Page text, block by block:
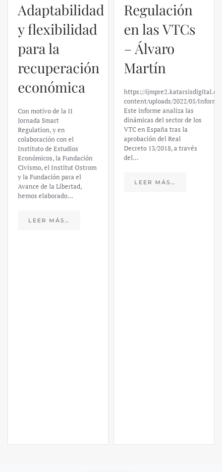
Regulación
en las VTCs
– Álvaro
Martín
https://ijmpre2.katarsisdigital.com/wp-
content/uploads/2022/05/Informe_sobre_las_VTC.pdf
Este informe analiza las
dinámicas del sector de los
VTC en España tras la
aprobación del Real
Decreto 13/2018, a través
del…
LEER MÁS…
El caso de
Silicon
Valley Bank:
un análisis
financiero –
Daniel
Fernández